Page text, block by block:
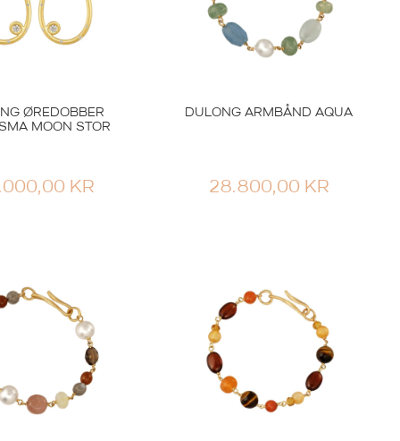
ØREDOBBER
MOON STOR
KR
DULONG ARMBÅND AQUA
28.800,00 KR